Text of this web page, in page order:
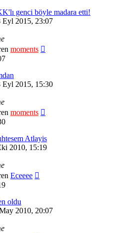
genci böyle madara etti!
Eyl 2015, 23:07
moments
Eyl 2015, 15:30
moments
Atlayis
2010, 15:19
Eceeee
oldu
2010, 20:07